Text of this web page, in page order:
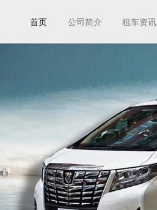
首页 公司简介 租车资讯